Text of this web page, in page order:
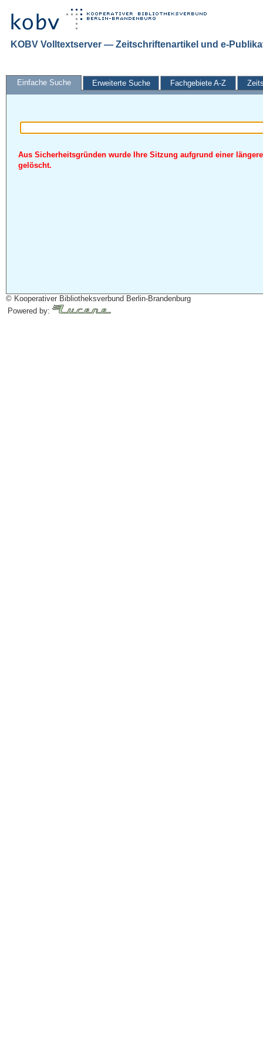
KOBV Volltextserver — Zeitschriftenartikel und e-
Einfache Suche Erweiterte Suche Fachgebiete A-Z
Aus Sicherheitsgründen wurde Ihre Sitzung aufgrund einer
gelöscht.
© Kooperativer Bibliotheksverbund Berlin-Brandenburg
Powered by: